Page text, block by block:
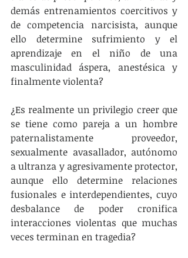
demás entrenamientos coercitivos y
de competencia narcisista, aunque
ello determine sufrimiento y el
aprendizaje en el niño de una
masculinidad áspera, anestésica y
finalmente violenta?
¿Es realmente un privilegio creer que
se tiene como pareja a un hombre
paternalistamente proveedor,
sexualmente avasallador, autónomo
a ultranza y agresivamente protector,
aunque ello determine relaciones
fusionales e interdependientes, cuyo
desbalance de poder cronifica
interacciones violentas que muchas
veces terminan en tragedia?